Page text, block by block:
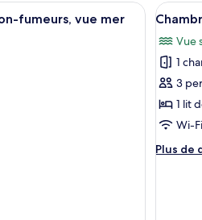
chambre d’hôtel avec un grand lit,
fumeurs, vue mer
toutes
les
pour
ce
type
1
Vue
1
3
1 lit
Wi-
Plus de
Plus